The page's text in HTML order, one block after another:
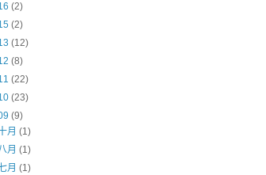
(2)
(2)
(12)
(8)
(22)
(23)
(9)
月(1)
月(1)
月(1)